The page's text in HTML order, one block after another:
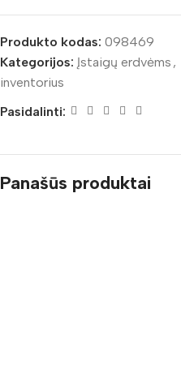
Produkto kodas: 098469
Kategorijos: Įstaigų erdvėms ,
inventorius
Pasidalinti:
Panašūs produktai